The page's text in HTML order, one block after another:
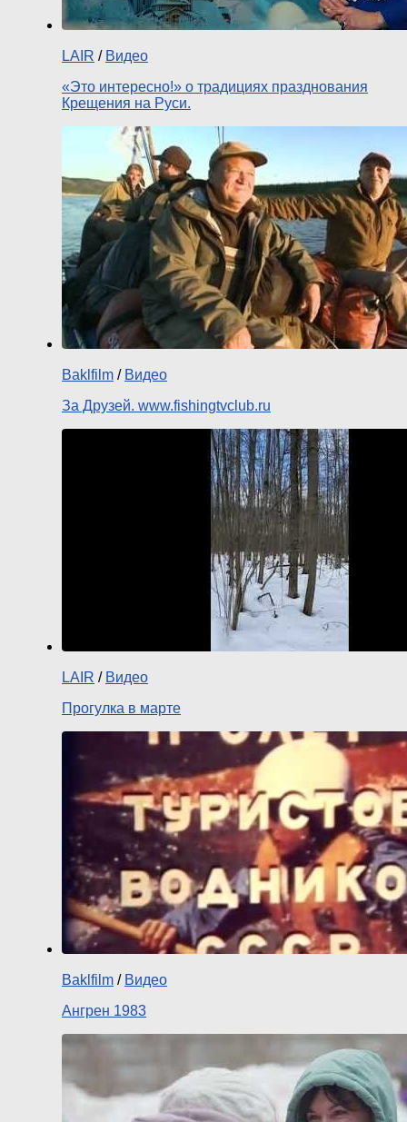
LAIR / Видео
«Это интересно!» о традициях празднования
Крещения на Руси.
Baklfilm / Видео
За Друзей. www.fishingtvclub.ru
LAIR / Видео
Прогулка в марте
Baklfilm / Видео
Ангрен 1983